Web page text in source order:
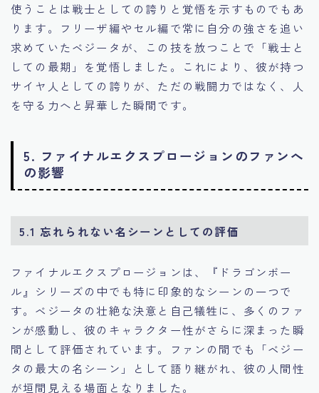
使うことは戦士としての誇りと覚悟を示すものでもあ
ります。フリーザ編やセル編で常に自分の強さを追い
求めていたベジータが、この技を放つことで「戦士と
しての最期」を覚悟しました。これにより、彼が持つ
サイヤ人としての誇りが、ただの戦闘力ではなく、人
を守る力へと昇華した瞬間です。
5. ファイナルエクスプロージョンのファンへ
の影響
5.1 忘れられない名シーンとしての評価
ファイナルエクスプロージョンは、『ドラゴンボー
ル』シリーズの中でも特に印象的なシーンの一つで
す。ベジータの壮絶な決意と自己犠牲に、多くのファ
ンが感動し、彼のキャラクター性がさらに深まった瞬
間として評価されています。ファンの間でも「ベジー
タの最大の名シーン」として語り継がれ、彼の人間性
が垣間見える場面となりました。